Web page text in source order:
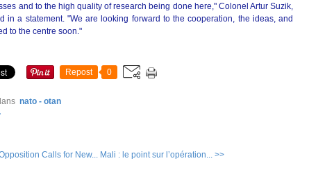
and to the high quality of research being done here," Colonel Artur Suzik,
in a statement. "We are looking forward to the cooperation, the ideas, and
to the centre soon."
Repost 0
nato - otan
Calls for New... Mali : le point sur l’opération... >>